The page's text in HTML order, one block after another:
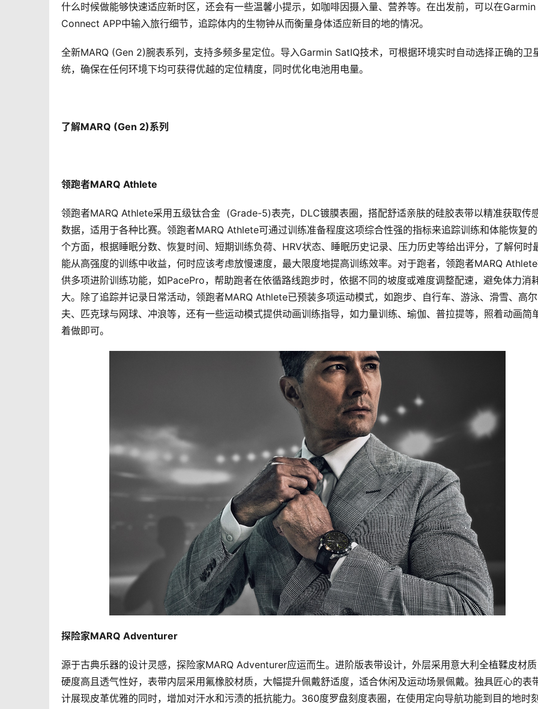
什么时候做能够快速适应新时区，还会有一些温馨小提示，如咖啡因摄入量、营养等。在出发前，可以在Garmin
Connect APP中输入旅行细节，追踪体内的生物钟从而衡量身体适应新目的地的情况。
全新MARQ (Gen 2)腕表系列，支持多频多星定位。导入Garmin SatIQ技术，可根据环境实时自动选择正确的卫
统，确保在任何环境下均可获得优越的定位精度，同时优化电池用电量。
了解MARQ (Gen 2)系列
领跑者MARQ Athlete
领跑者MARQ Athlete采用五级钛合金  (Grade-5)表壳，DLC镀膜表圈，搭配舒适亲肤的硅胶表带以精准获取传
数据，适用于各种比赛。领跑者MARQ Athlete可通过训练准备程度这项综合性强的指标来追踪训练和体能恢复
个方面，根据睡眠分数、恢复时间、短期训练负荷、HRV状态、睡眠历史记录、压力历史等给出评分，了解何时
能从高强度的训练中收益，何时应该考虑放慢速度，最大限度地提高训练效率。对于跑者，领跑者MARQ
供多项进阶训练功能，如PacePro，帮助跑者在依循路线跑步时，依据不同的坡度或难度调整配速，避免体力消
大。除了追踪并记录日常活动，领跑者MARQ Athlete已预装多项运动模式，如跑步、自行车、游泳、滑雪、高尔
夫、匹克球与网球、冲浪等，还有一些运动模式提供动画训练指导，如力量训练、瑜伽、普拉提等，照着动画简
着做即可。
探险家MARQ Adventurer
源于古典乐器的设计灵感，探险家MARQ Adventurer应运而生。进阶版表带设计，外层采用意大利全植鞣皮材质
硬度高且透气性好，表带内层采用氟橡胶材质，大幅提升佩戴舒适度，适合休闲及运动场景佩戴。独具匠心的表
计展现皮革优雅的同时，增加对汗水和污渍的抵抗能力。360度罗盘刻度表圈，在使用定向导航功能到目的地时